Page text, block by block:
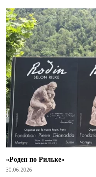
«Роден по Рильке»
30.06.2026